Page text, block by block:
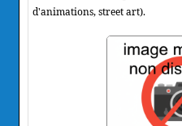
d'animations, street art).